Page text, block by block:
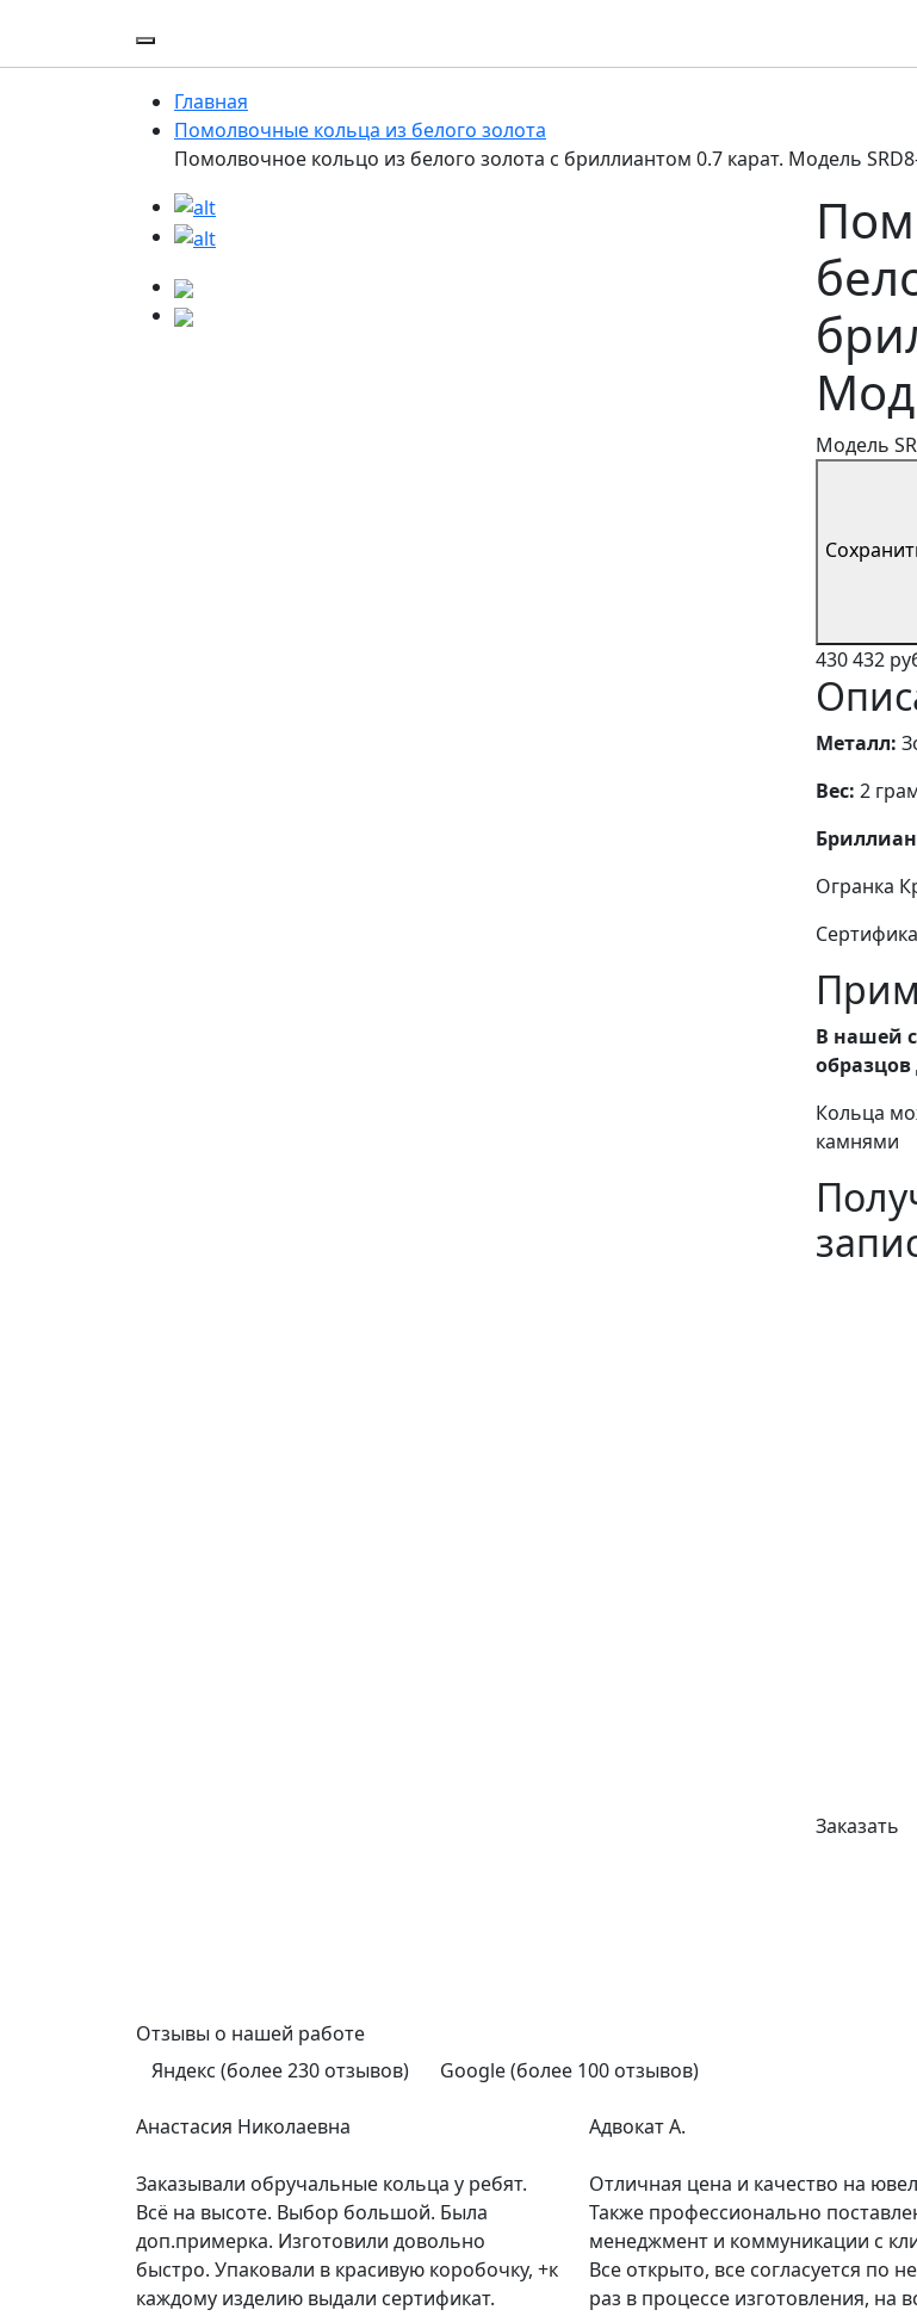
Главная
Помолвочные кольца из белого золота
Помолвочное кольцо из белого золота с бриллиантом 0.7 карат. Модель
Модель
430 432
Металл:
Вес: 2
Огранка
В нашей
Кольца
камнями
Заказать
Отзывы о нашей работе
Яндекс (более 230 отзывов)
Google (более 100 отзывов)
Анастасия Николаевна
Заказывали обручальные кольца у ребят.
Всё на высоте. Выбор большой. Была
доп.примерка. Изготовили довольно
быстро. Упаковали в красивую коробочку, +к
каждому изделию выдали сертификат.
Адвокат А.
Отличная цена и качество на
Также профессионально
менеджмент и коммуникации с
Все открыто, все согласуется по
раз в процессе изготовления, на